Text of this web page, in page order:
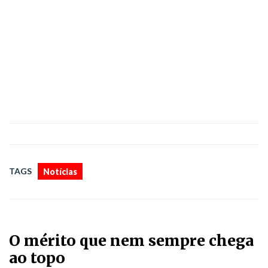
TAGS Notícias
O mérito que nem sempre chega
ao topo